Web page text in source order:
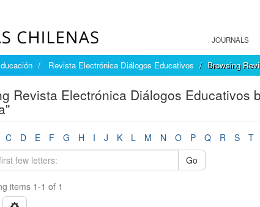
JOURNALS
Revista Electrónica Diálogos Educativos Browsing
Revista Electrónica Diálogos Educativos
C D E F G H I J K L M N O P Q R S T
Go
items 1-1 of 1